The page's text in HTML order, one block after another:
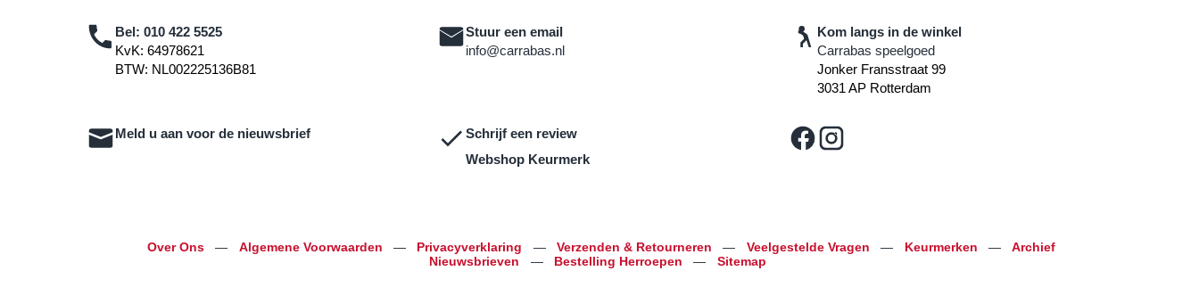
Bel: 010 422 5525
KvK: 64978621
BTW: NL002225136B81
Stuur een email
info@carrabas.nl
Kom langs in de winkel
Carrabas speelgoed
Jonker Fransstraat 99
3031 AP Rotterdam
Meld u aan voor de nieuwsbrief
Schrijf een review
Webshop Keurmerk
Over Ons — Algemene Voorwaarden — Privacyverklaring — Verzenden & Retourneren — Veelgestelde Vragen — Keurmerken —
Archief
Nieuwsbrieven
— Bestelling Herroepen — Sitemap